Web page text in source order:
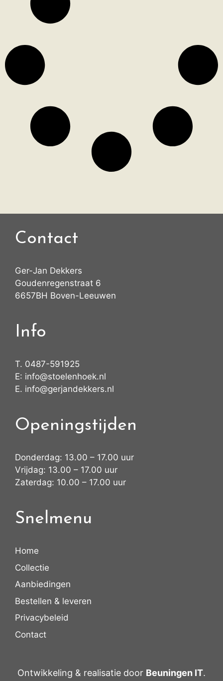
Contact
Ger-Jan Dekkers
Goudenregenstraat 6
6657BH Boven-Leeuwen
Info
T. 0487-591925
E: info@stoelenhoek.nl
E. info@gerjandekkers.nl
Openingstijden
Donderdag: 13.00 – 17.00 uur
Vrijdag: 13.00 – 17.00 uur
Zaterdag: 10.00 – 17.00 uur
Snelmenu
Home
Collectie
Aanbiedingen
Bestellen & leveren
Privacybeleid
Contact
Ontwikkeling & realisatie door Beuningen IT.